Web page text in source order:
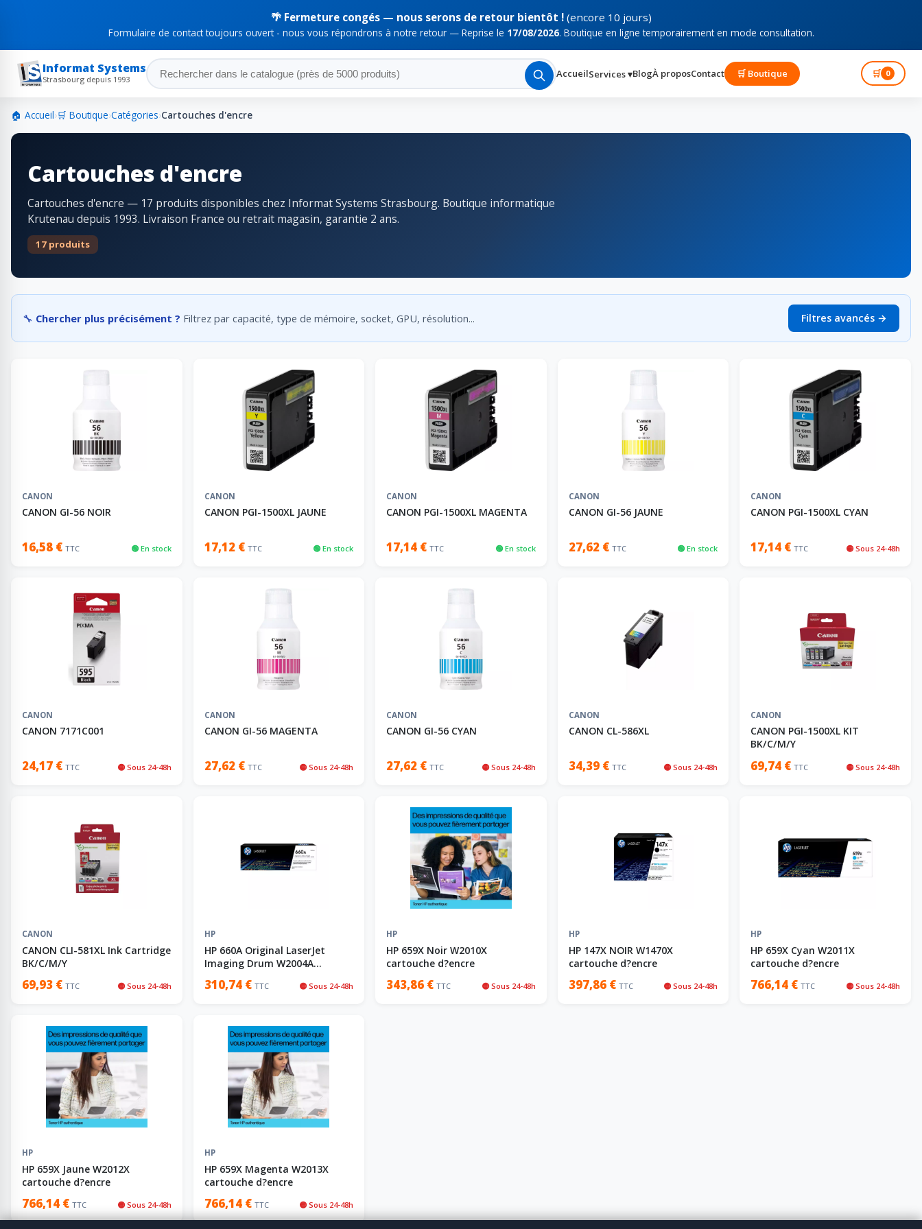
🌴 Fermeture congés — nous serons de retour bientôt !(encore 10 jours)
Formulaire de contact toujours ouvert - nous vous répondrons à notre retour — Reprise le 17/08/2026. Boutique en ligne temporairement en mode consultation.
Informat Systems
Strasbourg depuis 1993 AccueilServices ▾BlogÀ proposContact 🛒 Boutique 🛒 0
🏠 Accueil›🛒 Boutique›Catégories›Cartouches d'encre
Cartouches d'encre
Cartouches d'encre — 17 produits disponibles chez Informat Systems Strasbourg. Boutique informatique
Krutenau depuis 1993. Livraison France ou retrait magasin, garantie 2 ans.
17 produits
🔧 Chercher plus précisément ? Filtrez par capacité, type de mémoire, socket, GPU, résolution... Filtres avancés →
CANON
CANON GI-56 NOIR
16,58 € TTC 🟢 En stock
CANON
CANON PGI-1500XL JAUNE
17,12 € TTC 🟢 En stock
CANON
CANON PGI-1500XL MAGENTA
17,14 €TTC 🟢 En stock
CANON
CANON GI-56 JAUNE
27,62 € TTC 🟢 En stock
CANON
CANON PGI-1500XL CYAN
17,14 €TTC 🟡 Sous 24-48h
CANON
CANON 7171C001
24,17 € TTC 🟡 Sous 24-48h
CANON
CANON GI-56 MAGENTA
27,62 € TTC 🟡 Sous 24-48h
CANON
CANON GI-56 CYAN
27,62 €TTC 🟡 Sous 24-48h
CANON
CANON CL-586XL
34,39 € TTC 🟡 Sous 24-48h
CANON
CANON PGI-1500XL KIT
BK/C/M/Y
69,74 €TTC 🟡 Sous 24-48h
CANON
CANON CLI-581XL Ink Cartridge
BK/C/M/Y
69,93 € TTC 🟡 Sous 24-48h
HP
HP 660A Original LaserJet
Imaging Drum W2004A
310,74 € TTC 🟡 Sous 24-48h
HP
HP 659X Noir W2010X
cartouche d?encre
343,86 €TTC 🟡 Sous 24-48h
HP
HP 147X NOIR W1470X
cartouche d?encre
397,86 € TTC 🟡 Sous 24-48h
HP
HP 659X Cyan W2011X
cartouche d?encre
766,14 €TTC 🟡 Sous 24-48h
HP
HP 659X Jaune W2012X
cartouche d?encre
766,14 € TTC 🟡 Sous 24-48h
HP
HP 659X Magenta W2013X
cartouche d?encre
766,14 € TTC 🟡 Sous 24-48h